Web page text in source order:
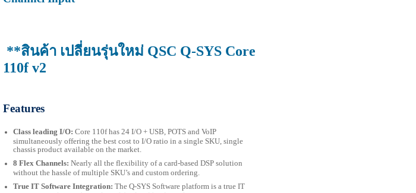
**สินค้า เปลี่ยนรุ่นใหม่ QSC Q-SYS Core
110f v2
Features
Class leading I/O:Core 110f has 24 I/O + USB, POTS and VoIP
simultaneously offering the best cost to I/O ratio in a single SKU, single
chassis product available on the market.
8 Flex Channels:Nearly all the flexibility of a card-based DSP solution
without the hassle of multiple SKU’s and custom ordering.
True IT Software Integration:The Q-SYS Software platform is a true IT